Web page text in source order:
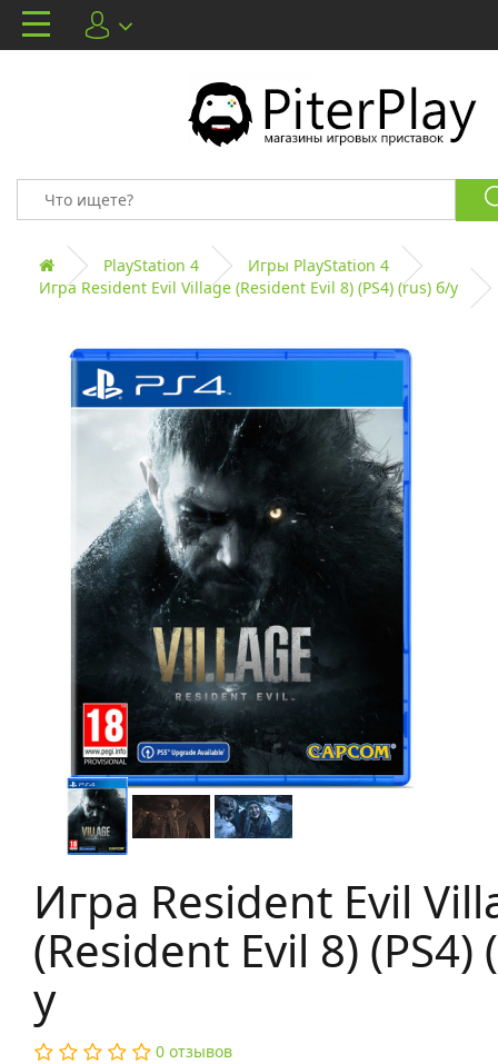
PlayStation 4
Игры PlayStation 4
Игра Resident Evil Village (Resident Evil 8) (PS4) (rus) б/у
Игра Resident Evil
(Resident Evil 8) (PS4)
у
0 отзывов